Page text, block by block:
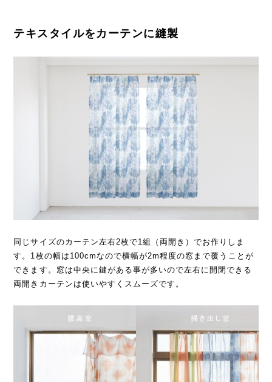
テキスタイルをカーテンに縫製
同じサイズのカーテン左右2枚で1組（両開き）でお作りしま
す。1枚の幅は100cmなので横幅が2m程度の窓まで覆うことが
できます。窓は中央に鍵がある事が多いので左右に開閉できる
両開きカーテンは使いやすくスムーズです。